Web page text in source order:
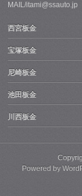
MAIL/itami@ssauto.jp
西宮板金
宝塚板金
尼崎板金
池田板金
川西板金
Powered by